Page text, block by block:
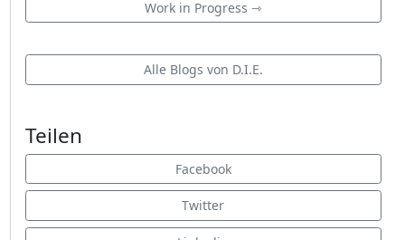
Work in Progress ⇾
Alle Blogs von D.I.E.
Teilen
Facebook
Twitter